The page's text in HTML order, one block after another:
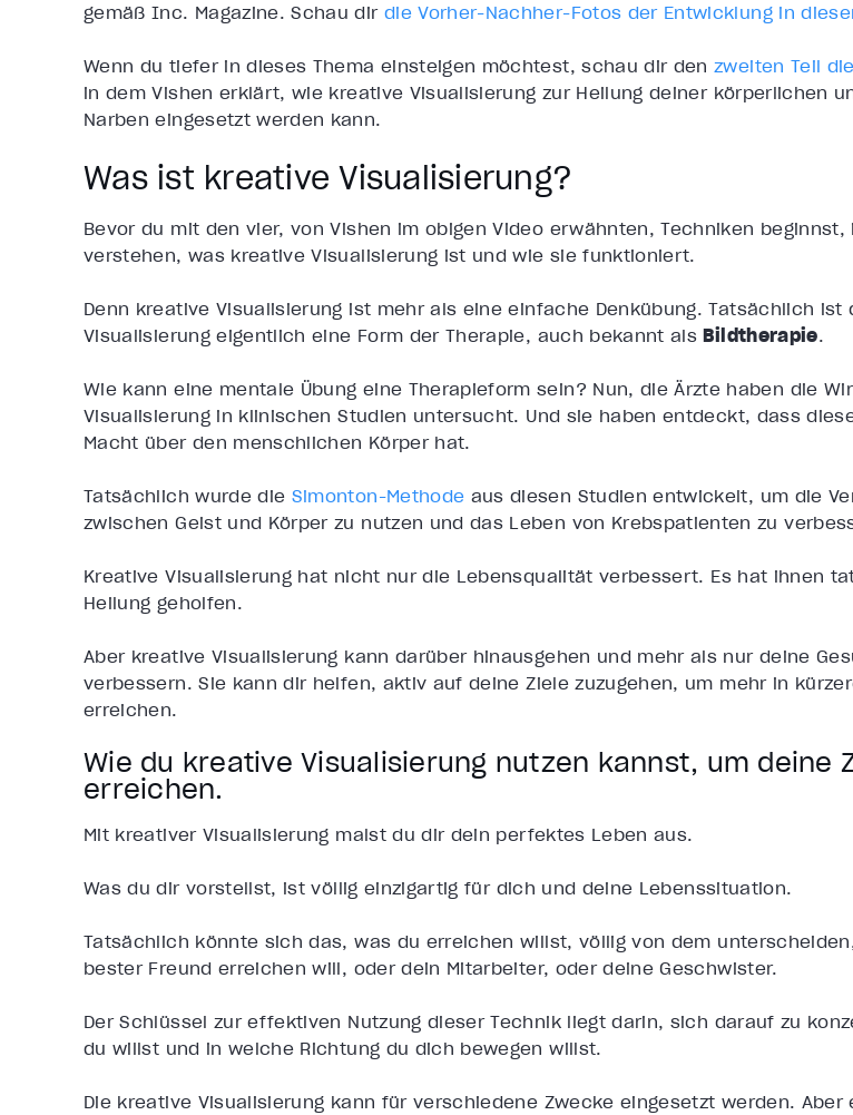
gemäß Inc. Magazine. Schau dir die Vorher-Nachher-Fotos der Entwicklung in
Wenn du tiefer in dieses Thema einsteigen möchtest, schau dir denzweiten Teil
in dem Vishen erklärt, wie kreative Visualisierung zur Heilung deiner körperlichen
Narben eingesetzt werden kann.
Was ist kreative Visualisierung?
Bevor du mit den vier, von Vishen im obigen Video erwähnten, Techniken
verstehen, was kreative Visualisierung ist und wie sie funktioniert.
Denn kreative Visualisierung ist mehr als eine einfache Denkübung. Tatsächlich ist
Visualisierung eigentlich eine Form der Therapie, auch bekannt alsBildtherapie.
Wie kann eine mentale Übung eine Therapieform sein? Nun, die Ärzte haben die
Visualisierung in klinischen Studien untersucht. Und sie haben entdeckt, dass
Macht über den menschlichen Körper hat.
Tatsächlich wurde die Simonton-Methode aus diesen Studien entwickelt, um die
zwischen Geist und Körper zu nutzen und das Leben von Krebspatienten zu
Kreative Visualisierung hat nicht nur die Lebensqualität verbessert. Es hat ihnen
Heilung geholfen.
Aber kreative Visualisierung kann darüber hinausgehen und mehr als nur deine
verbessern. Sie kann dir helfen, aktiv auf deine Ziele zuzugehen, um mehr in
erreichen.
Wie du kreative Visualisierung nutzen kannst, um deine
erreichen.
Mit kreativer Visualisierung malst du dir dein perfektes Leben aus.
Was du dir vorstellst, ist völlig einzigartig für dich und deine Lebenssituation.
Tatsächlich könnte sich das, was du erreichen willst, völlig von dem
bester Freund erreichen will, oder dein Mitarbeiter, oder deine Geschwister.
Der Schlüssel zur effektiven Nutzung dieser Technik liegt darin, sich darauf zu
du willst und in welche Richtung du dich bewegen willst.
Die kreative Visualisierung kann für verschiedene Zwecke eingesetzt werden. Aber